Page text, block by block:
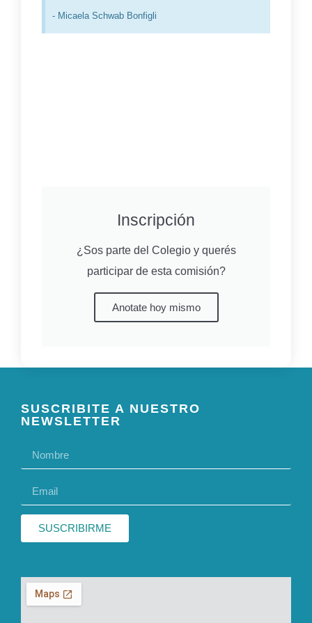
- Micaela Schwab Bonfigli
Inscripción
¿Sos parte del Colegio y querés
participar de esta comisión?
Anotate hoy mismo
SUSCRIBITE A NUESTRO
NEWSLETTER
SUSCRIBIRME